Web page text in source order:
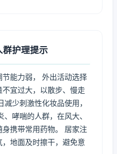
群护理提示
能力弱， 外出活动选择
宜过大，以散步、慢走
少刺激性化妆品使用，
哮喘的人群，在风大、
携带常用药物。 居家注
地面及时擦干，避免意